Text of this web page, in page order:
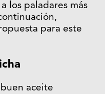
los paladares más
para este
aceite